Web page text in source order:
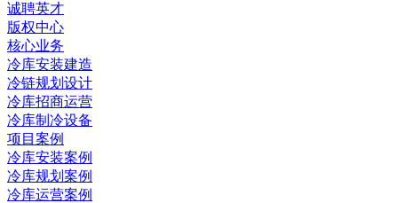
诚聘英才
版权中心
核心业务
冷库安装建造
冷链规划设计
冷库招商运营
冷库制冷设备
项目案例
冷库安装案例
冷库规划案例
冷库运营案例